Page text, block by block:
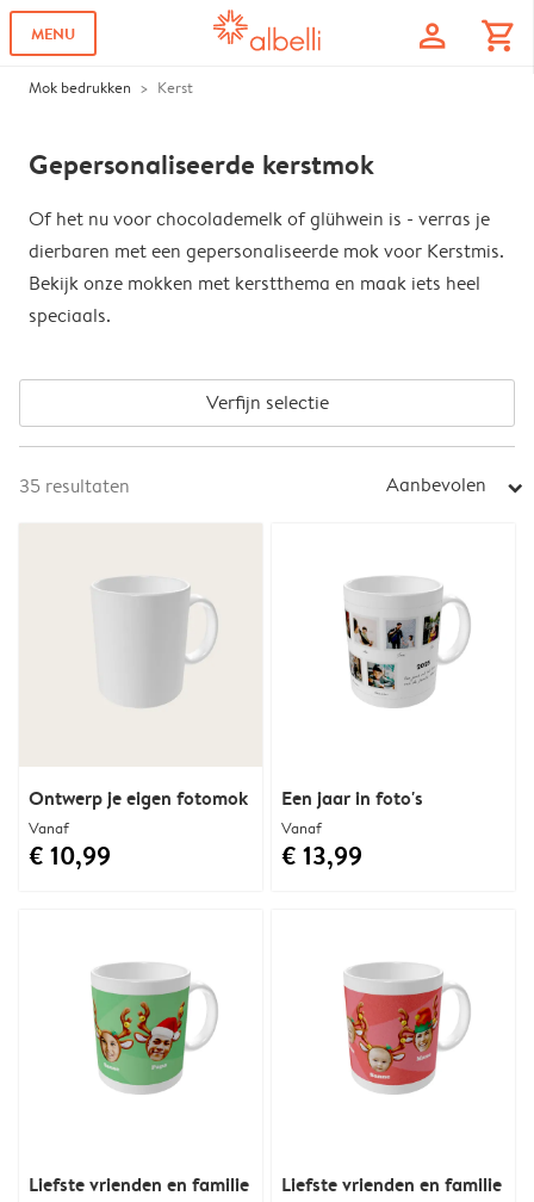
MENU profile shopping_cart
Mok bedrukken Kerst
Gepersonaliseerde kerstmok
Of het nu voor chocolademelk of glühwein is - verras je
dierbaren met een gepersonaliseerde mok voor Kerstmis.
Bekijk onze mokken met kerstthema en maak iets heel
speciaals.
Verfijn selectie
35 resultaten Aanbevolen arrow_right
Ontwerp je eigen fotomok
Vanaf
€ 10,99
Een jaar in foto's
Vanaf
€ 13,99
Liefste vrienden en familie Liefste vrienden en familie